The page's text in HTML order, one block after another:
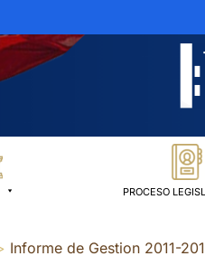
PROCESO
Informe de Gestion 2011-